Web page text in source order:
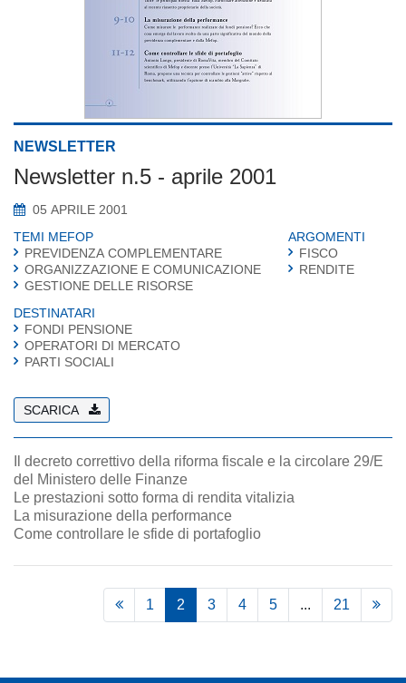
NEWSLETTER
Newsletter n.5 - aprile 2001
05 APRILE 2001
TEMI MEFOP
PREVIDENZA COMPLEMENTARE
ORGANIZZAZIONE E COMUNICAZIONE
GESTIONE DELLE RISORSE
ARGOMENTI
FISCO
RENDITE
DESTINATARI
FONDI PENSIONE
OPERATORI DI MERCATO
PARTI SOCIALI
SCARICA
Il decreto correttivo della riforma fiscale e la circolare 29/E
del Ministero delle Finanze
Le prestazioni sotto forma di rendita vitalizia
La misurazione della performance
Come controllare le sfide di portafoglio
1 2 3 4 5 ... 21